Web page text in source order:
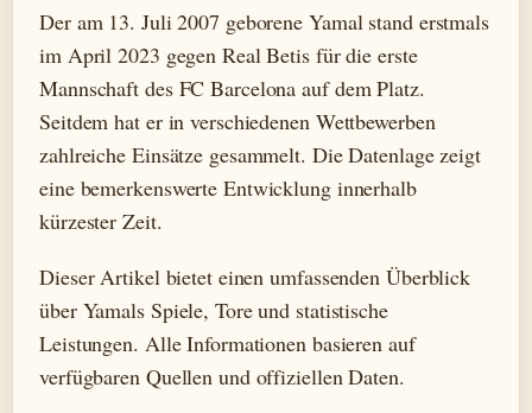
Der am 13. Juli 2007 geborene Yamal stand erstmals
im April 2023 gegen Real Betis für die erste
Mannschaft des FC Barcelona auf dem Platz.
Seitdem hat er in verschiedenen Wettbewerben
zahlreiche Einsätze gesammelt. Die Datenlage zeigt
eine bemerkenswerte Entwicklung innerhalb
kürzester Zeit.
Dieser Artikel bietet einen umfassenden Überblick
über Yamals Spiele, Tore und statistische
Leistungen. Alle Informationen basieren auf
verfügbaren Quellen und offiziellen Daten.